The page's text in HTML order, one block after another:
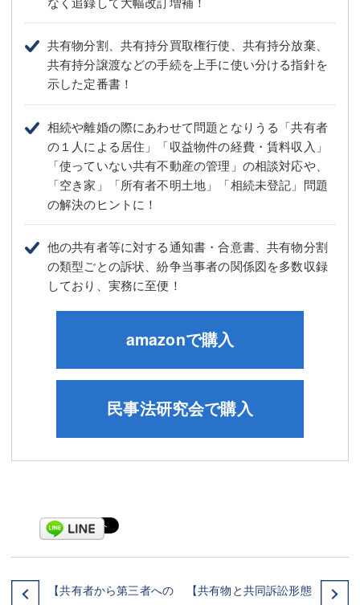
共有物分割、共有持分買取権行使、共有持分放棄、
共有持分譲渡などの手続を上手に使い分ける指針を
示した定番書！
相続や離婚の際にあわせて問題となりうる「共有者
の１人による居住」「収益物件の経費・賃料収入」
「使っていない共有不動産の管理」の相談対応や、
「空き家」「所有者不明土地」「相続未登記」問題
の解決のヒントに！
他の共有者等に対する通知書・合意書、共有物分割
の類型ごとの訴状、紛争当事者の関係図を多数収録
しており、実務に至便！
民事法研究会で購入
amazonで購入
【共有者から第三者への
【共有物と共同訴訟形態